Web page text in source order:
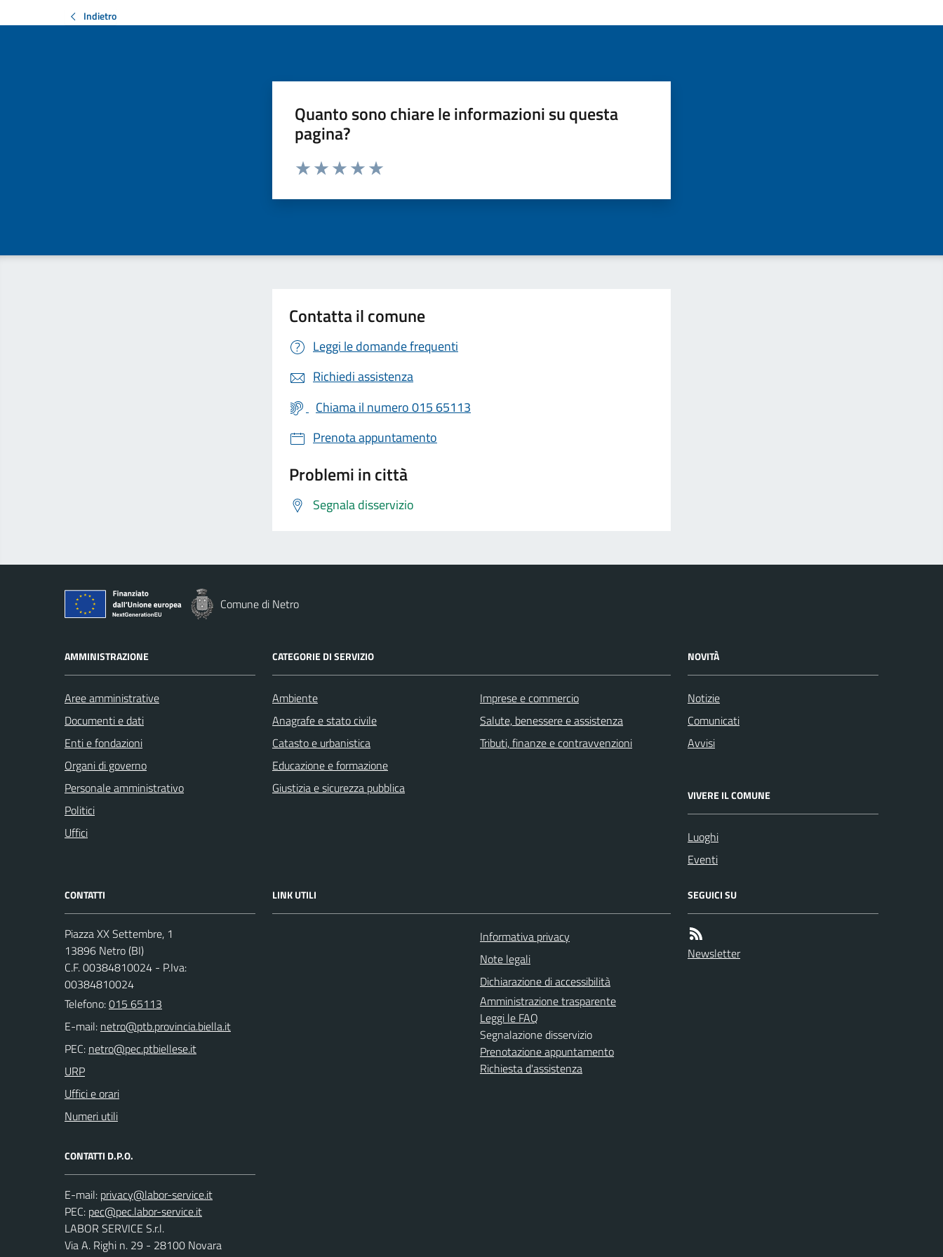
Indietro
Quanto sono chiare le informazioni su questa
pagina?
Valuta da 1 a 5 stelle la pagina
Contatta il comune
Leggi le domande frequenti
Richiedi assistenza
Chiama il numero 015 65113
Prenota appuntamento
Problemi in città
Segnala disservizio
Comune di Netro
AMMINISTRAZIONE
Aree amministrative
Documenti e dati
Enti e fondazioni
Organi di governo
Personale amministrativo
Politici
Uffici
CATEGORIE DI SERVIZIO
Ambiente
Anagrafe e stato civile
Catasto e urbanistica
Educazione e formazione
Giustizia e sicurezza pubblica
Imprese e commercio
Salute, benessere e assistenza
Tributi, finanze e contravvenzioni
NOVITÀ
Notizie
Comunicati
Avvisi
VIVERE IL COMUNE
Luoghi
Eventi
CONTATTI
Piazza XX Settembre, 1
13896 Netro (BI)
C.F. 00384810024 - P.Iva:
00384810024
Telefono:015 65113
E-mail:
PEC:
URP
Uffici e orari
Numeri utili
CONTATTI D.P.O.
E-mail:
PEC:
LABOR SERVICE S.r.l.
Via A. Righi n. 29 - 28100 Novara
LINK UTILI
Informativa privacy
Note legali
Dichiarazione di accessibilità
Amministrazione trasparente
Leggi le FAQ
Segnalazione disservizio
Prenotazione appuntamento
Richiesta d'assistenza
SEGUICI SU
Newsletter